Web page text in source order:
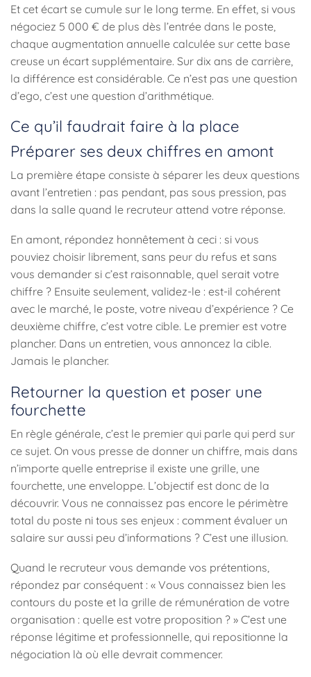
Et cet écart se cumule sur le long terme. En effet, si vous
négociez 5 000 € de plus dès l’entrée dans le poste,
chaque augmentation annuelle calculée sur cette base
creuse un écart supplémentaire. Sur dix ans de carrière,
la différence est considérable. Ce n’est pas une question
d’ego, c’est une question d’arithmétique.
Ce qu’il faudrait faire à la place
Préparer ses deux chiffres en amont
La première étape consiste à séparer les deux questions
avant l’entretien : pas pendant, pas sous pression, pas
dans la salle quand le recruteur attend votre réponse.
En amont, répondez honnêtement à ceci : si vous
pouviez choisir librement, sans peur du refus et sans
vous demander si c’est raisonnable, quel serait votre
chiffre ? Ensuite seulement, validez-le : est-il cohérent
avec le marché, le poste, votre niveau d’expérience ? Ce
deuxième chiffre, c’est votre cible. Le premier est votre
plancher. Dans un entretien, vous annoncez la cible.
Jamais le plancher.
Retourner la question et poser une
fourchette
En règle générale, c’est le premier qui parle qui perd sur
ce sujet. On vous presse de donner un chiffre, mais dans
n’importe quelle entreprise il existe une grille, une
fourchette, une enveloppe. L’objectif est donc de la
découvrir. Vous ne connaissez pas encore le périmètre
total du poste ni tous ses enjeux : comment évaluer un
salaire sur aussi peu d’informations ? C’est une illusion.
Quand le recruteur vous demande vos prétentions,
répondez par conséquent : « Vous connaissez bien les
contours du poste et la grille de rémunération de votre
organisation : quelle est votre proposition ? » C’est une
réponse légitime et professionnelle, qui repositionne la
négociation là où elle devrait commencer.